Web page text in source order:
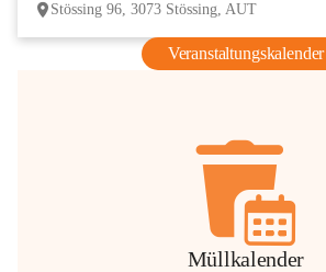
Stössing 96, 3073 Stössing, AUT
Veranstaltungskalender
Müllkalender